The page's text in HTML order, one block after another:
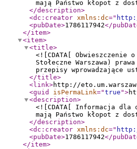
mają Państwo kłopot z
</description>
<dc:creator xmlns:dc="
<pubDate>1786117942</
</item>
<item>
<title>
<![CDATA[ Obwieszczenie
Stołeczne Warszawa)
przepisy wprowadzające
</title>
<link>http://
<guid
isPermaLink="true ">
<description>
<![CDATA[ Informacja dla
mają Państwo kłopot z
</description>
<dc:creator xmlns:dc="
<pubDate>1786117942</
</item>